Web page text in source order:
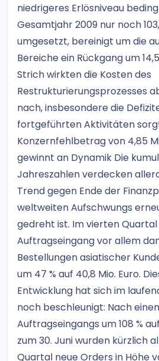
niedrigeres Erlösniveau
Gesamtjahr 2009 nur noch
umgesetzt, bereinigt um die
Bereiche ein Rückgang um
Strich wirkten die Kosten des
Restrukturierungsprozesses
nach, insbesondere die
fortgeführten Aktivitäten
Konzernfehlbetrag von 4,85
gewinnt an Dynamik Die
Jahreszahlen verdecken
Trend gegen Ende der
weltweiten Aufschwungs
gedreht ist. Im vierten
Auftragseingang vor allem
Bestellungen asiatischer
um 47 % auf 40,8 Mio. Euro.
Entwicklung hat sich im
noch beschleunigt: Nach
Auftragseingangs um 108 %
zum 30. Juni wurden kürzlich
Quartal neue Orders in Höhe